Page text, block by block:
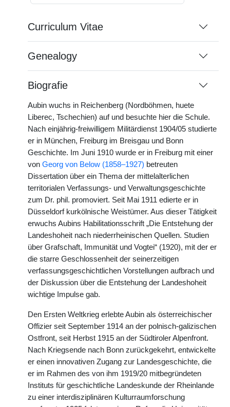
Curriculum Vitae
Genealogy
Biografie
Aubin wuchs in Reichenberg (Nordböhmen, huete
Liberec, Tschechien) auf und besuchte hier die Schule.
Nach einjährig-freiwilligem Militärdienst 1904/05 studierte
er in München, Freiburg im Breisgau und Bonn
Geschichte. Im Juni 1910 wurde er in Freiburg mit einer
von Georg von Below (1858–1927) betreuten
Dissertation über ein Thema der mittelalterlichen
territorialen Verfassungs- und Verwaltungsgeschichte
zum Dr. phil. promoviert. Seit Mai 1911 edierte er in
Düsseldorf kurkölnische Weistümer. Aus dieser Tätigkeit
erwuchs Aubins Habilitationsschrift „Die Entstehung der
Landeshoheit nach niederrheinischen Quellen. Studien
über Grafschaft, Immunität und Vogtei“ (1920), mit der er
die starre Geschlossenheit der seinerzeitigen
verfassungsgeschichtlichen Vorstellungen aufbrach und
der Diskussion über die Entstehung der Landeshoheit
wichtige Impulse gab.
Den Ersten Weltkrieg erlebte Aubin als österreichischer
Offizier seit September 1914 an der polnisch-galizischen
Ostfront, seit Herbst 1915 an der Südtiroler Alpenfront.
Nach Kriegsende nach Bonn zurückgekehrt, entwickelte
er einen innovativen Zugang zur Landesgeschichte, die
er im Rahmen des von ihm 1919/20 mitbegründeten
Instituts für geschichtliche Landeskunde der Rheinlande
zu einer interdisziplinären Kulturraumforschung